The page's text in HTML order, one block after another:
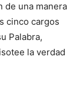
de una manera
cinco cargos
Palabra,
la verdad